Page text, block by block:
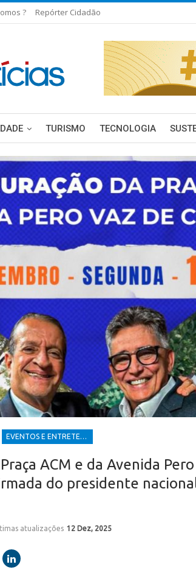
? Repórter Cidadão
TURISMO TECNOLOGIA
EVENTOS E ENTRETENIMENTOS
ACM e da Avenida
do presidente
atualizações 12 Dez, 2025